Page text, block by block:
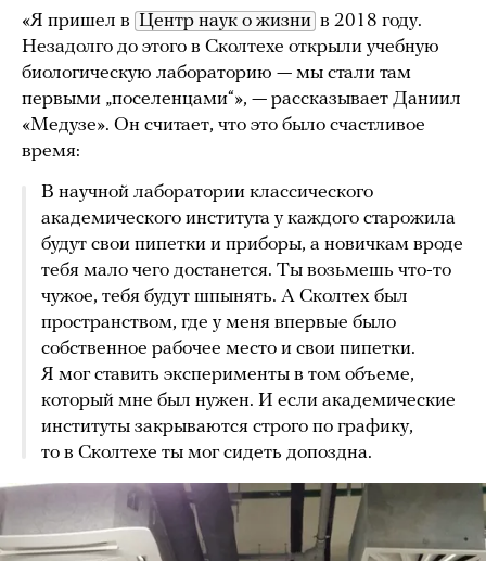
«Я пришел в Центр наук о жизни в 2018 году.
Незадолго до этого в Сколтехе открыли учебную
биологическую лабораторию — мы стали там
первыми „поселенцами“», — рассказывает Даниил
«Медузе». Он считает, что это было счастливое
время:
В научной лаборатории классического
академического института у каждого старожила
будут свои пипетки и приборы, а новичкам вроде
тебя мало чего достанется. Ты возьмешь что-то
чужое, тебя будут шпынять. А Сколтех был
пространством, где у меня впервые было
собственное рабочее место и свои пипетки.
Я мог ставить эксперименты в том объеме,
который мне был нужен. И если академические
институты закрываются строго по графику,
то в Сколтехе ты мог сидеть допоздна.